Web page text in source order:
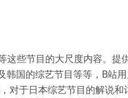
这些节目的大尺度内容。提
国的综艺节目等等，B站
对于日本综艺节目的解说和